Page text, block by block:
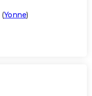
(Yonne)